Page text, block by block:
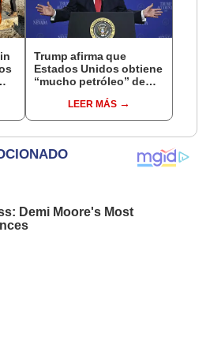
Trump afirma que
Estados Unidos obtiene
“mucho petróleo” de
de Nicolás Maduro
LEER MÁS